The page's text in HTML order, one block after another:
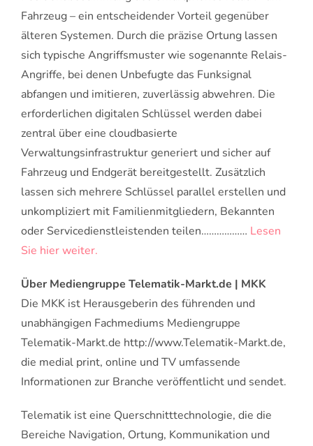
Fahrzeug – ein entscheidender Vorteil gegenüber
älteren Systemen. Durch die präzise Ortung lassen
sich typische Angriffsmuster wie sogenannte Relais-
Angriffe, bei denen Unbefugte das Funksignal
abfangen und imitieren, zuverlässig abwehren. Die
erforderlichen digitalen Schlüssel werden dabei
zentral über eine cloudbasierte
Verwaltungsinfrastruktur generiert und sicher auf
Fahrzeug und Endgerät bereitgestellt. Zusätzlich
lassen sich mehrere Schlüssel parallel erstellen und
unkompliziert mit Familienmitgliedern, Bekannten
oder Servicedienstleistenden teilen……………… Lesen
Sie hier weiter.
Über Mediengruppe Telematik-Markt.de | MKK
Die MKK ist Herausgeberin des führenden und
unabhängigen Fachmediums Mediengruppe
Telematik-Markt.de http://www.Telematik-Markt.de,
die medial print, online und TV umfassende
Informationen zur Branche veröffentlicht und sendet.
Telematik ist eine Querschnitttechnologie, die die
Bereiche Navigation, Ortung, Kommunikation und